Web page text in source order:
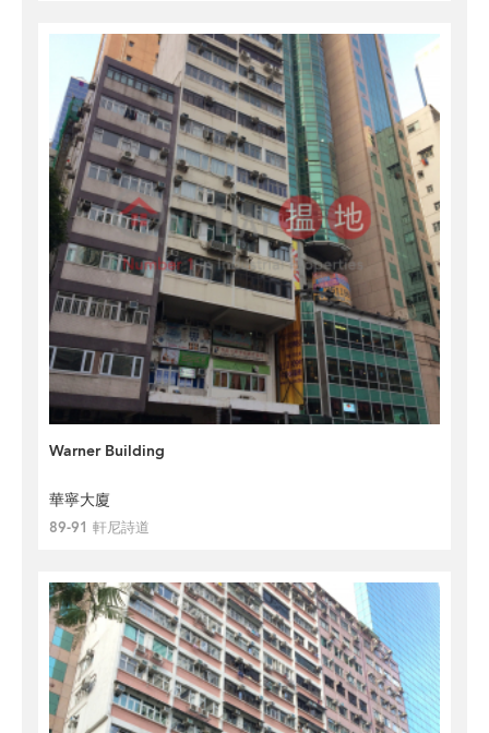
Warner Building
華寧大廈
89-91 軒尼詩道